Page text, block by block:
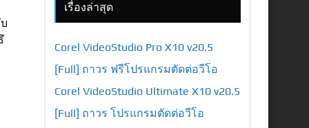
เรื่องล่าสุด
Corel VideoStudio Pro X10 v20.5
[Full] ถาวร ฟรีโปรแกรมตัดต่อวีโอ
Corel VideoStudio Ultimate X10 v20.5
[Full] ถาวร โปรแกรมตัดต่อวีโอ